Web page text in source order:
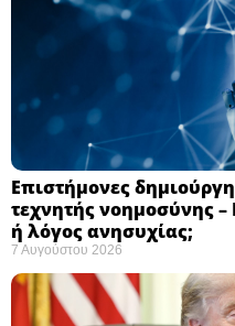
Επιστήμονες
τεχνητής νοημοσύνης
ή λόγος ανησυχίας; ​
7 Αυγούστου 2026